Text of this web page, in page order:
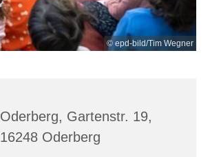
© epd-bild/Tim Wegner
Oderberg, Gartenstr. 19,
16248 Oderberg